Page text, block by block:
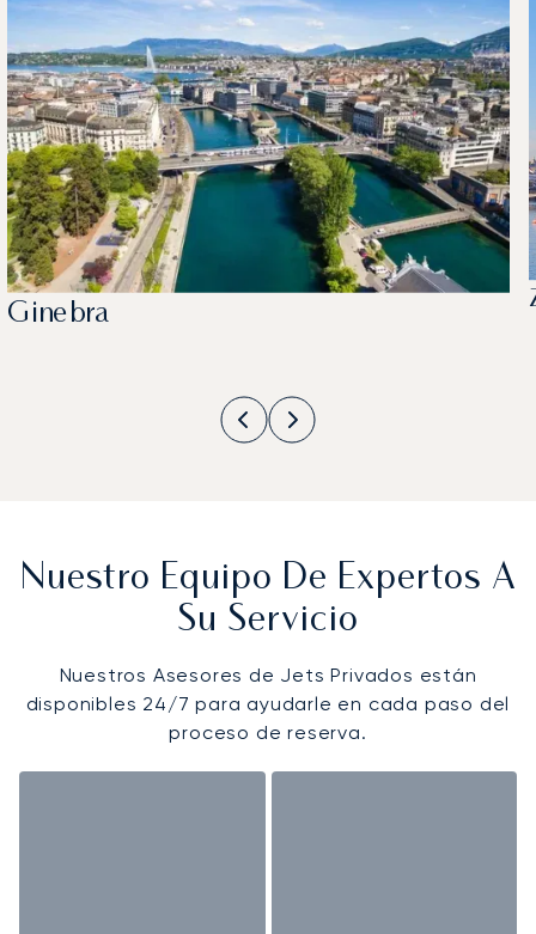
Ginebra
Nuestro Equipo De Expertos A
Su Servicio
Nuestros Asesores de Jets Privados están
disponibles 24/7 para ayudarle en cada paso del
proceso de reserva.